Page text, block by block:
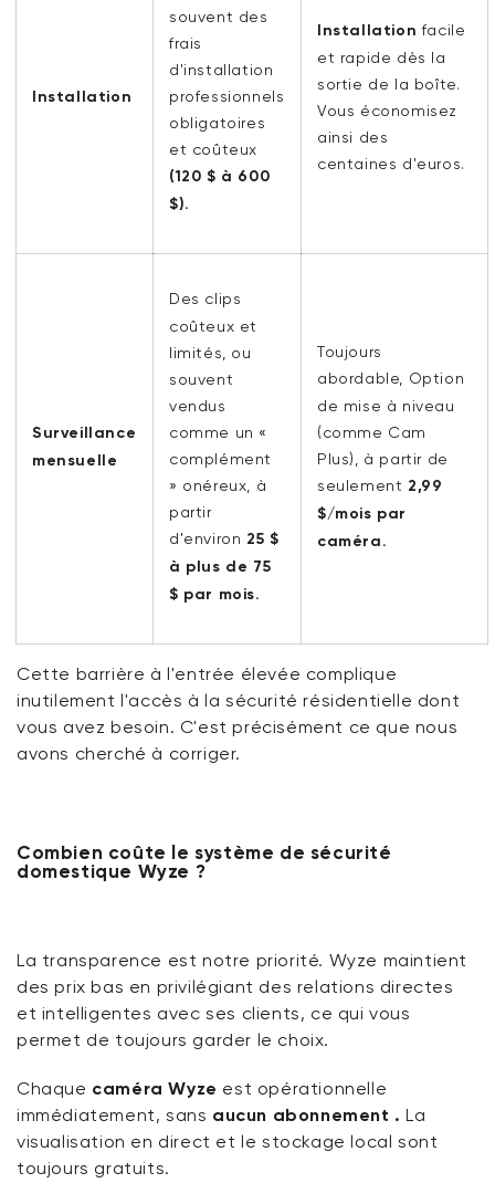
Installation
souvent des
frais
d'installation
professionnels
obligatoires
et coûteux
(120 $ à 600
$).
Installation facile
et rapide dès la
sortie de la boîte.
Vous économisez
ainsi des
centaines d'euros.
Surveillance
mensuelle
Des clips
coûteux et
limités, ou
souvent
vendus
comme un «
complément
» onéreux, à
partir
d'environ 25 $
à plus de 75
$ par mois.
Toujours
abordable,
Option
de mise à niveau
(comme Cam
Plus), à partir de
seulement 2,99
$/mois par
caméra.
Cette barrière à l'entrée élevée complique
inutilement l'accès à la sécurité résidentielle dont
vous avez besoin. C'est précisément ce que nous
avons cherché à corriger.
Combien coûte le système de sécurité
domestique Wyze ?
La transparence est notre priorité. Wyze maintient
des prix bas en privilégiant des relations directes
et intelligentes avec ses clients, ce qui vous
permet de toujours garder le choix.
Chaque caméra Wyze est opérationnelle
immédiatement, sans aucun abonnement . La
visualisation en direct et le stockage local sont
toujours gratuits.